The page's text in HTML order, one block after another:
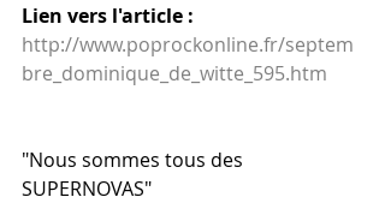
Lien vers l'article :
http://www.poprockonline.fr/septem
bre_dominique_de_witte_595.htm
"Nous sommes tous des
SUPERNOVAS"